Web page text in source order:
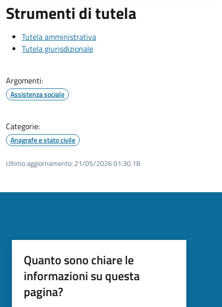
Strumenti di tutela
Tutela amministrativa
Tutela giurisdizionale
Argomenti:
Assistenza sociale
Categorie:
Anagrafe e stato civile
Ultimo aggiornamento: 21/05/2026 01:30.18
Quanto sono chiare le
informazioni su questa
pagina?